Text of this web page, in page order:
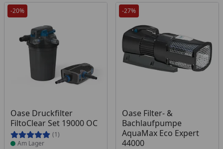
-20%
Oase Druckfilter
FiltoClear Set 19000 OC
(1)
Produkt am Lager
Am Lager
-27%
Oase Filter- &
Bachlaufpumpe
AquaMax Eco Expert
44000
Produkt am Lager